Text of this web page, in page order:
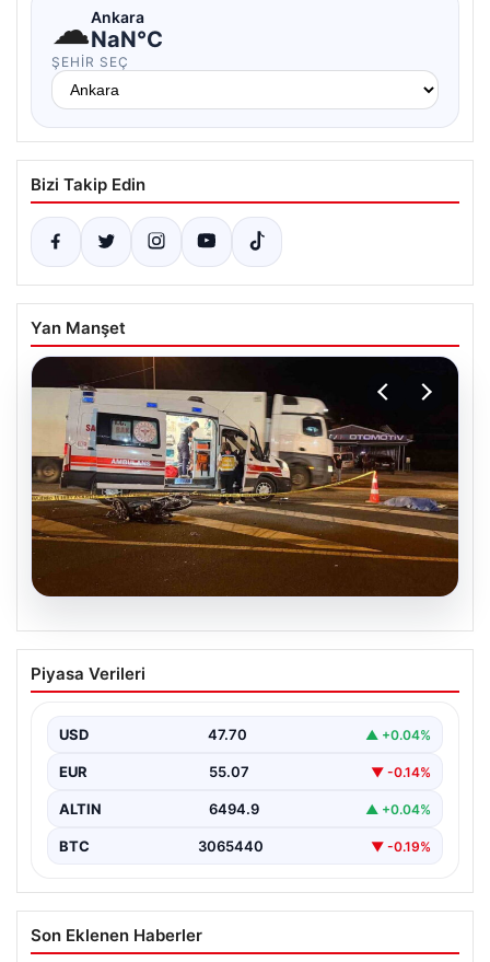
☁Ankara
NaN°C
ŞEHIR SEÇ
Bizi Takip Edin
Yan Manşet
05.08.2026
Adana’da Üzücü Kaza: Eski Belediye
Başkanı Ailesinden Genç Hayatını
Adana'nın Pozantı ilçesinde meydana gelen korkutucu
Olayda,…
Piyasa Verileri
USD 47.70 ▲ +0.04%
EUR 55.07 ▼ -0.14%
ALTIN 6494.9 ▲ +0.04%
BTC 3065440 ▼ -0.19%
Son Eklenen Haberler